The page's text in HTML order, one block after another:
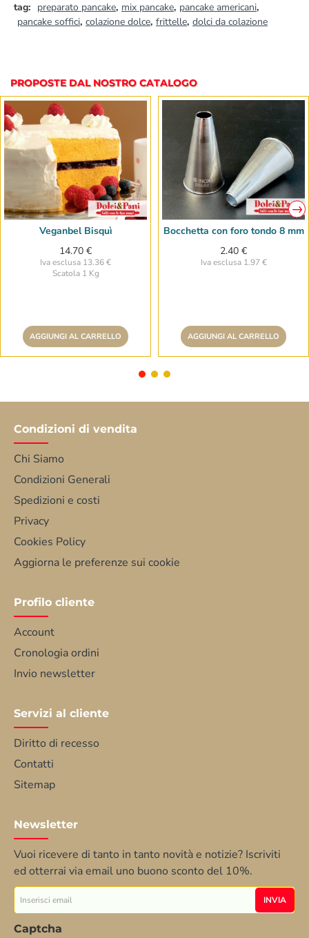
tag: preparato pancake, mix pancake, pancake americani,
pancake soffici, colazione dolce, frittelle, dolci da colazione
PROPOSTE DAL NOSTRO CATALOGO
Veganbel Bisquì
14.70 €
Iva esclusa 13.36 €
Scatola 1 Kg
AGGIUNGI AL CARRELLO
Bocchetta con foro tondo 8 mm
2.40 €
Iva esclusa 1.97 €
AGGIUNGI AL CARRELLO
Condizioni di vendita
Chi Siamo
Condizioni Generali
Spedizioni e costi
Privacy
Cookies Policy
Aggiorna le preferenze sui cookie
Profilo cliente
Account
Cronologia ordini
Invio newsletter
Servizi al cliente
Diritto di recesso
Contatti
Sitemap
Newsletter
Vuoi ricevere di tanto in tanto novità e notizie? Iscriviti
ed otterrai via email uno buono sconto del 10%.
Inserisci
email
INVIA
Captcha